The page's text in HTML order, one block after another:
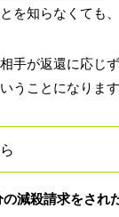
を知らなくても
手が返還に応じ
うことになります
減殺請求をされ